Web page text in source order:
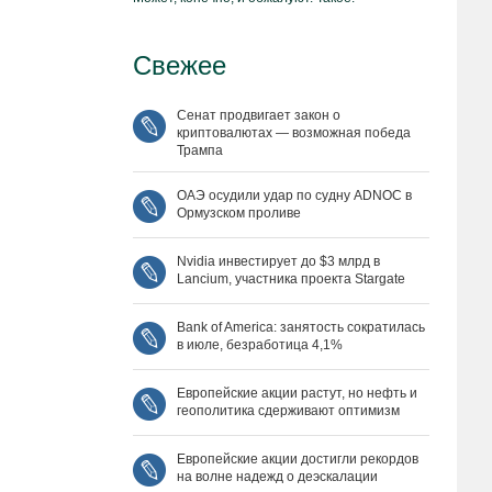
Свежее
Сенат продвигает закон о
криптовалютах — возможная победа
Трампа
ОАЭ осудили удар по судну ADNOC в
Ормузском проливе
Nvidia инвестирует до $3 млрд в
Lancium, участника проекта Stargate
Bank of America: занятость сократилась
в июле, безработица 4,1%
Европейские акции растут, но нефть и
геополитика сдерживают оптимизм
Европейские акции достигли рекордов
на волне надежд о деэскалации